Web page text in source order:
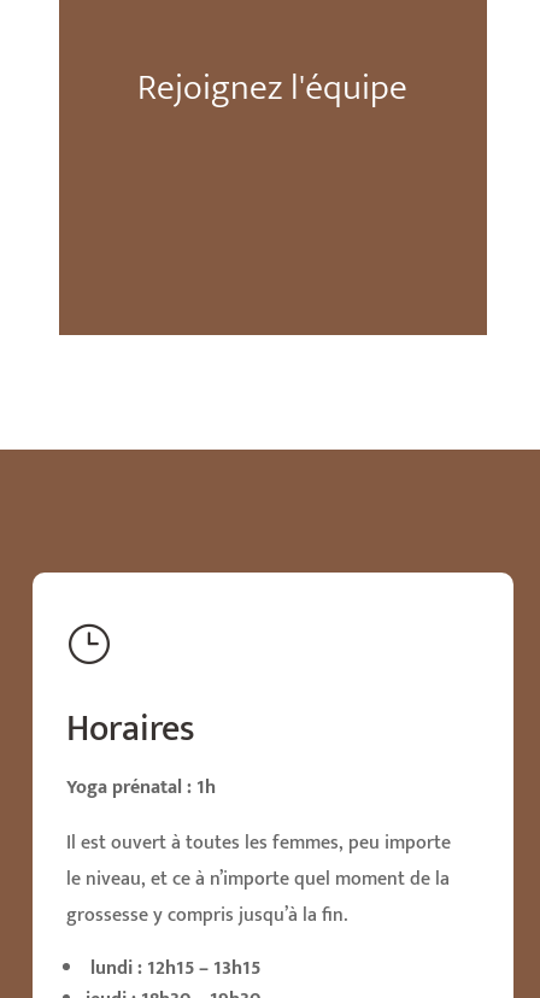
Kinésithérapeute
Rejoignez l'équipe
}
Horaires
Yoga prénatal : 1h
Il est ouvert à toutes les femmes, peu importe
le niveau, et ce à n’importe quel moment de la
grossesse y compris jusqu’à la fin.
lundi : 12h15 – 13h15